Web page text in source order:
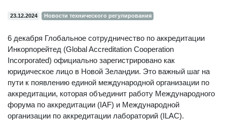
23.12.2024 Новости технического регулирования
6 декабря Глобальное сотрудничество по аккредитации
Инкорпорейтед (Global Accreditation Cooperation
Incorporated) официально зарегистрировано как
юридическое лицо в Новой Зеландии. Это важный шаг на
пути к появлению единой международной организации по
аккредитации, которая объединит работу Международного
форума по аккредитации (IAF) и Международной
организации по аккредитации лабораторий (ILAC).